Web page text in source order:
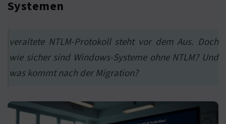
Systemen
veraltete NTLM-Protokoll steht vor dem Aus. Doch
wie sicher sind Windows-Systeme ohne NTLM? Und
was kommt nach der Migration?